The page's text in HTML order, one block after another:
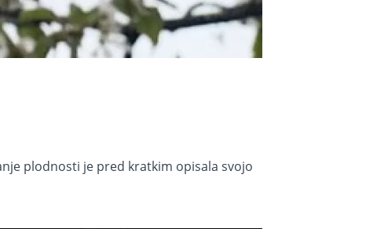
plodnosti je pred kratkim opisala svojo